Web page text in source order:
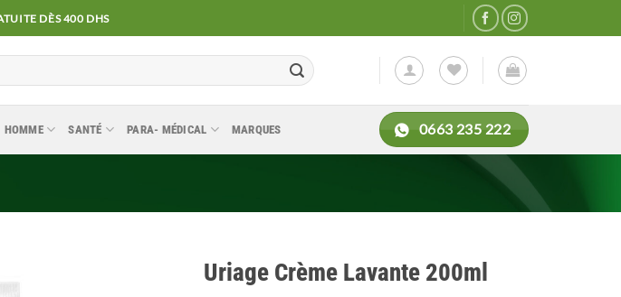
DÈS 400 DHS
HOMME SANTÉ PARA- MÉDICAL MARQUES 0663 235 222
Uriage Crème Lavante 200ml